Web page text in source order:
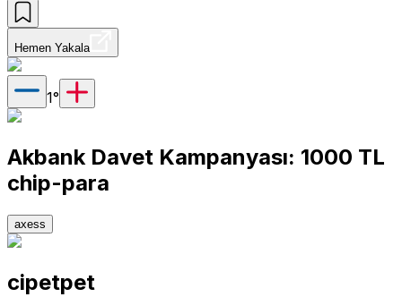
Hemen Yakala
1°
Akbank Davet Kampanyası: 1000 TL
chip-para
axess
cipetpet